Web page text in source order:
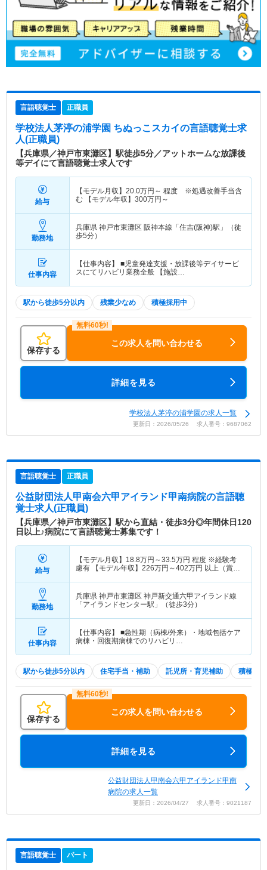
言語聴覚士 正職員
学校法人茅渟の浦学園 ちぬっこスカイの言語聴覚士求
人(正職員)
【兵庫県／神戸市東灘区】駅徒歩5分／アットホームな放課後
等デイにて言語聴覚士求人です
給与
【モデル月収】 20.0万円～ 程度 ※処遇改善手当含
む 【モデル年収】 300万円～
勤務地
兵庫県 神戸市東灘区 阪神本線「住吉(阪神)駅」（徒
歩5分）
仕事内容
【仕事内容】 ■児童発達支援・放課後等デイサービ
スにてリハビリ業務全般 【施設…
駅から徒歩5分以内 残業少なめ 積極採用中
保存する
この求人を問い合わせる
詳細を見る
学校法人茅渟の浦学園の求人一覧
更新日：2026/05/26 求人番号：9687062
言語聴覚士 正職員
公益財団法人甲南会六甲アイランド甲南病院の言語聴
覚士求人(正職員)
【兵庫県／神戸市東灘区】駅から直結・徒歩3分◎年間休日120
日以上♪病院にて言語聴覚士募集です！
給与
【モデル月収】 18.8万円～33.5万円 程度 ※経験考
慮有 【モデル年収】 226万円～402万円 以上（賞与
勤務地
兵庫県 神戸市東灘区 神戸新交通六甲アイランド線
「アイランドセンター駅」（徒歩3分）
仕事内容
【仕事内容】 ■急性期（病棟/外来）・地域包括ケア
病棟・回復期病棟でのリハビリ…
駅から徒歩5分以内 住宅手当・補助 託児所・育児補助 積極採
保存する
この求人を問い合わせる
詳細を見る
公益財団法人甲南会六甲アイランド甲南
病院の求人一覧
更新日：2026/04/27 求人番号：9021187
言語聴覚士 パート